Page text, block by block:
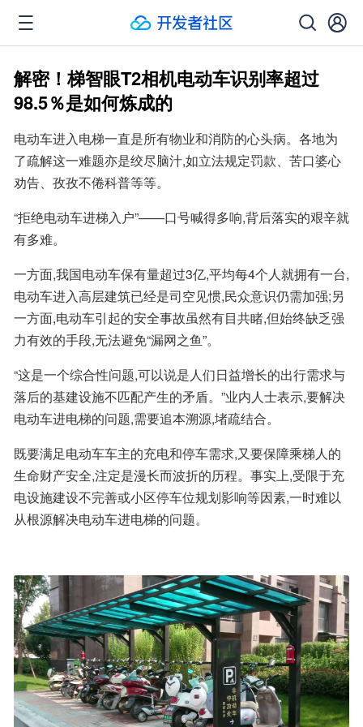
解密！梯智眼T2相机电动车识别率超过
98.5％是如何炼成的
电动车进入电梯一直是所有物业和消防的心头病。各地为
了疏解这一难题亦是绞尽脑汁,如立法规定罚款、苦口婆心
劝告、孜孜不倦科普等等。
“拒绝电动车进梯入户”——口号喊得多响,背后落实的艰辛就
有多难。
一方面,我国电动车保有量超过3亿,平均每4个人就拥有一台,
电动车进入高层建筑已经是司空见惯,民众意识仍需加强;另
一方面,电动车引起的安全事故虽然有目共睹,但始终缺乏强
力有效的手段,无法避免“漏网之鱼”。
“这是一个综合性问题,可以说是人们日益增长的出行需求与
落后的基建设施不匹配产生的矛盾。”业内人士表示,要解决
电动车进电梯的问题,需要追本溯源,堵疏结合。
既要满足电动车车主的充电和停车需求,又要保障乘梯人的
生命财产安全,注定是漫长而波折的历程。事实上,受限于充
电设施建设不完善或小区停车位规划影响等因素,一时难以
从根源解决电动车进电梯的问题。